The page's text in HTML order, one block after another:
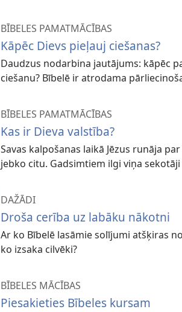
BĪBELES PAMATMĀCĪBAS
Kāpēc Dievs pieļauj ciešanas?
Daudzus nodarbina jautājums: kāpēc
ciešanu? Bībelē ir atrodama
BĪBELES PAMATMĀCĪBAS
Kas ir Dieva valstība?
Savas kalpošanas laikā Jēzus runāja
jebko citu. Gadsimtiem ilgi viņa
DAŽĀDI
Droša cerība uz labāku nākotni
Ar ko Bībelē lasāmie solījumi atšķiras
ko izsaka cilvēki?
BĪBELES MĀCĪBAS
Piesakieties Bībeles kursam